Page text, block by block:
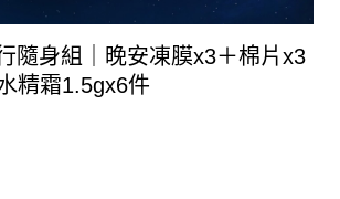
隨身組｜晚安凍膜x3＋棉片x3
精霜1.5gx6件